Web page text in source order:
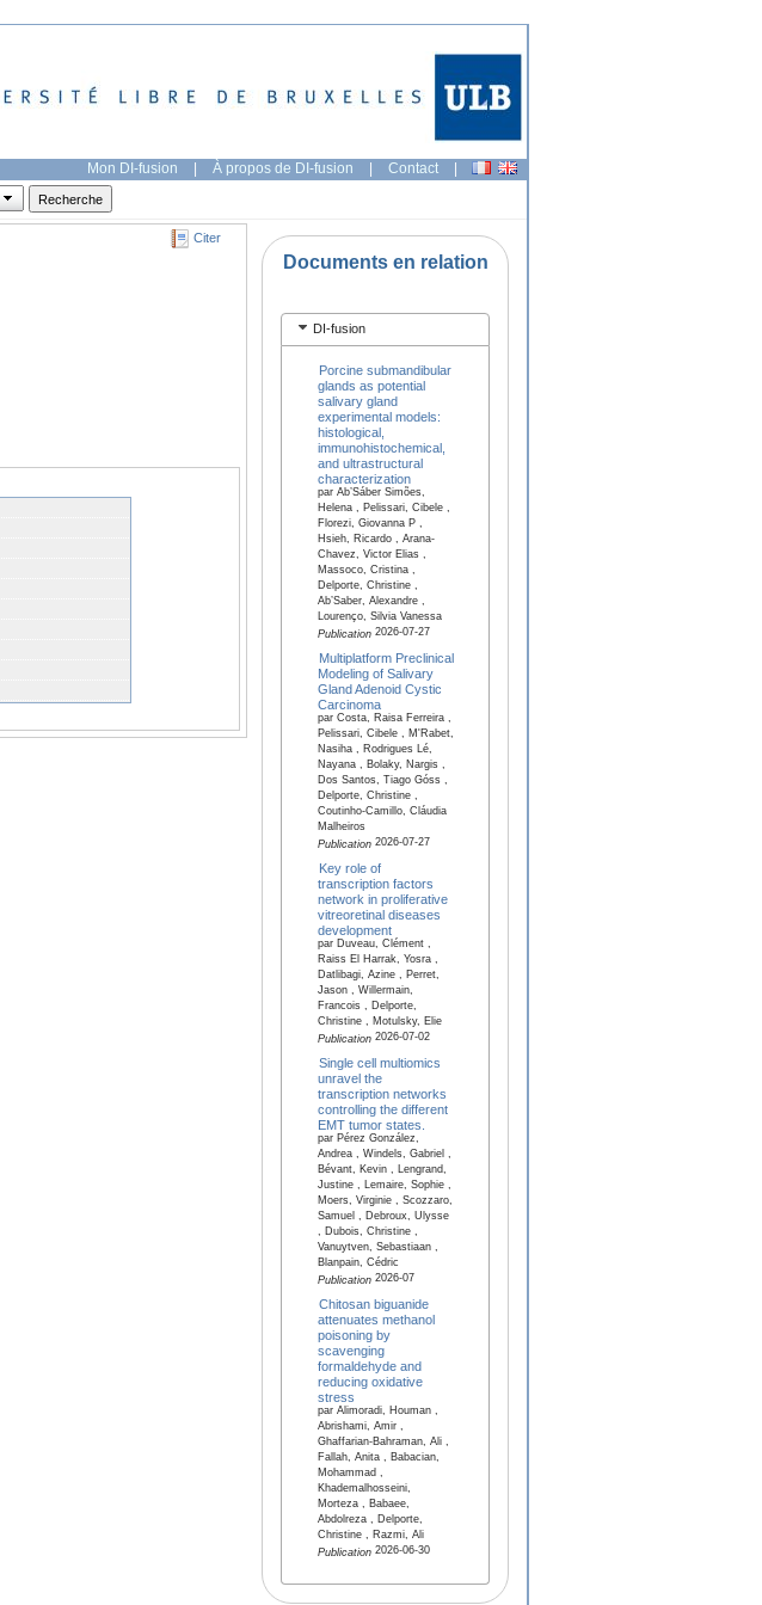
Mon DI-fusion | À propos de DI-fusion | Contact |
Citer
Documents en relation
DI-fusion
Porcine submandibular
glands as potential
salivary gland
experimental models:
histological,
immunohistochemical,
and ultrastructural
characterization
par Ab’Sáber Simões,
Helena , Pelissari, Cibele ,
Florezi, Giovanna P ,
Hsieh, Ricardo , Arana-
Chavez, Victor Elias ,
Massoco, Cristina ,
Delporte, Christine ,
Ab’Saber, Alexandre ,
Lourenço, Silvia Vanessa
Publication2026-07-27
Multiplatform Preclinical
Modeling of Salivary
Gland Adenoid Cystic
Carcinoma
par Costa, Raisa Ferreira ,
Pelissari, Cibele , M'Rabet,
Nasiha , Rodrigues Lé,
Nayana , Bolaky, Nargis ,
Dos Santos, Tiago Góss ,
Delporte, Christine ,
Coutinho-Camillo, Cláudia
Malheiros
Publication2026-07-27
Key role of
transcription factors
network in proliferative
vitreoretinal diseases
development
par Duveau, Clément ,
Raiss El Harrak, Yosra ,
Datlibagi, Azine , Perret,
Jason , Willermain,
Francois , Delporte,
Christine , Motulsky, Elie
Publication2026-07-02
Single cell multiomics
unravel the
transcription networks
controlling the different
EMT tumor states.
par Pérez González,
Andrea , Windels, Gabriel ,
Bévant, Kevin , Lengrand,
Justine , Lemaire, Sophie ,
Moers, Virginie , Scozzaro,
Samuel , Debroux, Ulysse
, Dubois, Christine ,
Vanuytven, Sebastiaan ,
Blanpain, Cédric
Publication2026-07
Chitosan biguanide
attenuates methanol
poisoning by
scavenging
formaldehyde and
reducing oxidative
stress
par Alimoradi, Houman ,
Abrishami, Amir ,
Ghaffarian-Bahraman, Ali ,
Fallah, Anita , Babacian,
Mohammad ,
Khademalhosseini,
Morteza , Babaee,
Abdolreza , Delporte,
Christine , Razmi, Ali
Publication2026-06-30